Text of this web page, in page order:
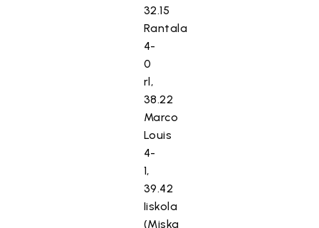
32.15
Rantala
4-
0
rl,
38.22
Marco
Louis
4-
1,
39.42
Iiskola
(Miska